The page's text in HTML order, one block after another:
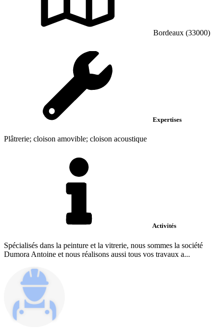
Bordeaux (33000)
Expertises
Plâtrerie; cloison amovible; cloison acoustique
Activités
Spécialisés dans la peinture et la vitrerie, nous sommes la société
Dumora Antoine et nous réalisons aussi tous vos travaux a...